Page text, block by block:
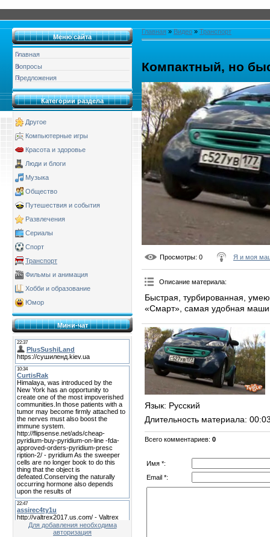
Меню сайта
Главная
Вопросы
Предложения
Категории раздела
Другое
Компьютерные игры
Красота и здоровье
Люди и блоги
Музыка
Общество
Путешествия и события
Развлечения
Сериалы
Спорт
Транспорт
Фильмы и анимация
Хобби и образование
Юмор
Мини-чат
Для добавления необходима
авторизация
Главная » Видео » Транспорт
Компактный, но
Просмотры: 0 Я и моя
Описание материала:
Быстрая, турбированная,
«Смарт», самая удобная
Язык: Русский
Длительность материала:
Всего комментариев: 0
Имя *:
Email *: